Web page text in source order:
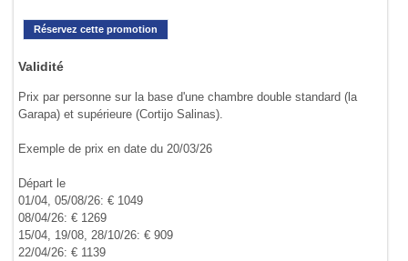
Réservez cette promotion
Validité
Prix par personne sur la base d'une chambre double standard (la
Garapa) et supérieure (Cortijo Salinas).
Exemple de prix en date du 20/03/26
Départ le
01/04, 05/08/26: € 1049
08/04/26: € 1269
15/04, 19/08, 28/10/26: € 909
22/04/26: € 1139